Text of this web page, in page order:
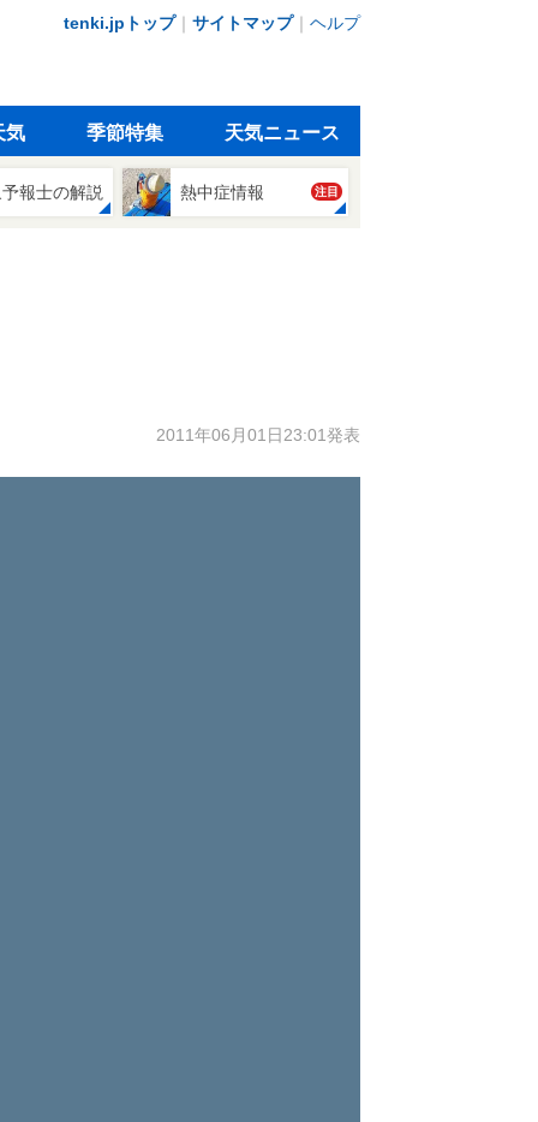
tenki.jpトップ｜ サイトマップ｜ ヘルプ
気 季節特集 天気ニュース
報士の解説 熱中症情報 注目
2011年06月01日23:01発表